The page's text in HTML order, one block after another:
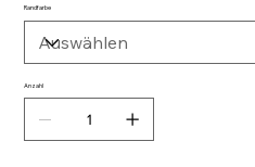
Randfarbe
Anzahl